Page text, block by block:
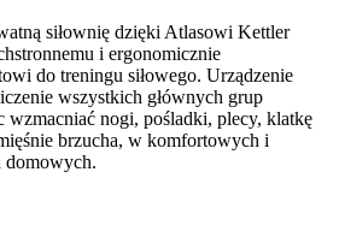
siłownię dzięki Atlasowi Kettler
i ergonomicznie
do treningu siłowego. Urządzenie
wszystkich głównych grup
wzmacniać nogi, pośladki, plecy, klatkę
brzucha, w komfortowych i
domowych.